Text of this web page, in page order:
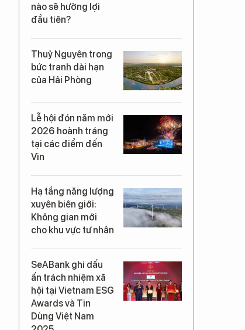
nào sẽ hưởng lợi
đầu tiên?
Thuỷ Nguyên trong
bức tranh dài hạn
của Hải Phòng
Lễ hội đón năm mới
2026 hoành tráng
tại các điểm đến
Vin
Hạ tầng năng lượng
xuyên biên giới:
Không gian mới
cho khu vực tư nhân
SeABank ghi dấu
ấn trách nhiệm xã
hội tại Vietnam ESG
Awards và Tin
Dùng Việt Nam